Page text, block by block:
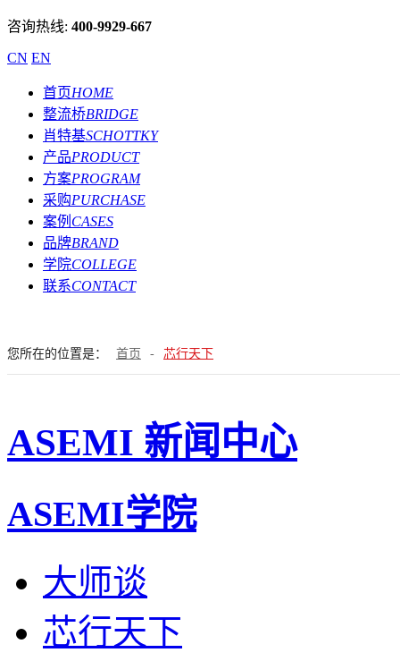
咨询热线: 400-9929-667
CN EN
首页HOME
整流桥BRIDGE
肖特基SCHOTTKY
产品PRODUCT
方案PROGRAM
采购PURCHASE
案例 CASES
品牌BRAND
学院COLLEGE
联系CONTACT
您所在的位置是： 首页 - 芯行天下
ASEMI 新闻中心
ASEMI学院
大师谈
芯行天下